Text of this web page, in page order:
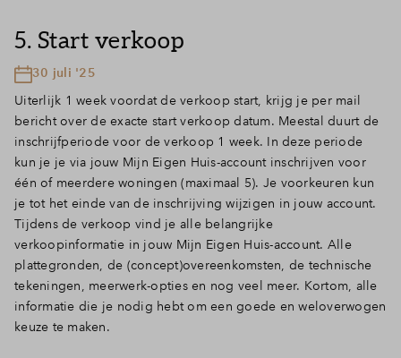
5. Start verkoop
30 juli '25
Uiterlijk 1 week voordat de verkoop start, krijg je per mail
bericht over de exacte start verkoop datum. Meestal duurt de
inschrijfperiode voor de verkoop 1 week. In deze periode
kun je je via jouw Mijn Eigen Huis-account inschrijven voor
één of meerdere woningen (maximaal 5). Je voorkeuren kun
je tot het einde van de inschrijving wijzigen in jouw account.
Tijdens de verkoop vind je alle belangrijke
verkoopinformatie in jouw Mijn Eigen Huis-account. Alle
plattegronden, de (concept)overeenkomsten, de technische
tekeningen, meerwerk-opties en nog veel meer. Kortom, alle
informatie die je nodig hebt om een goede en weloverwogen
keuze te maken.